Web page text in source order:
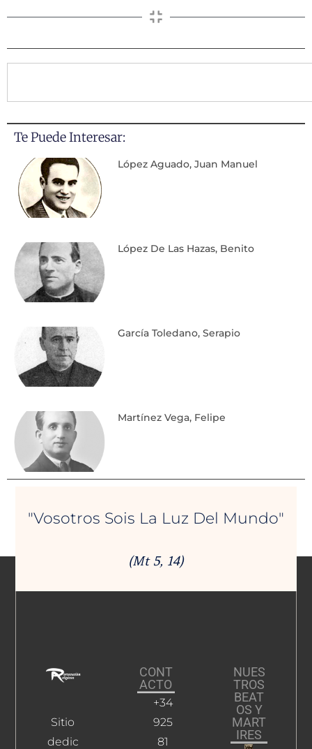
Te Puede Interesar:
López Aguado, Juan Manuel
López De Las Hazas, Benito
García Toledano, Serapio
Martínez Vega, Felipe
"Vosotros Sois La Luz Del Mundo"
(Mt 5, 14)
Sitio
dedic
CONT
ACTO
+34
925
81
NUES
TROS
BEAT
OS Y
MART
IRES